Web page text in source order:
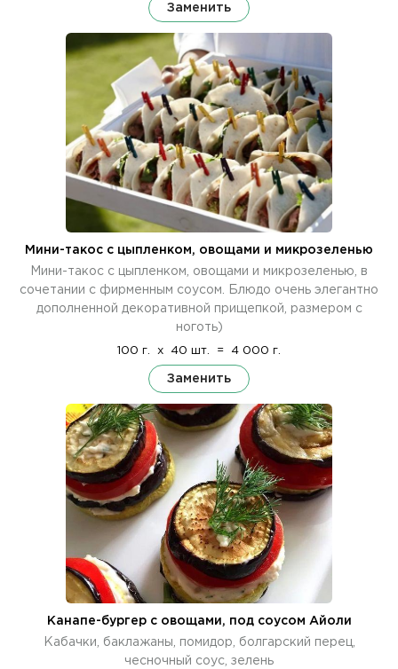
Заменить
Мини-такос с цыпленком, овощами и микрозеленью
Мини-такос с цыпленком, овощами и микрозеленью, в
сочетании с фирменным соусом. Блюдо очень элегантно
дополненной декоративной прищепкой, размером с
ноготь)
100 г. x 40 шт. = 4 000 г.
Заменить
Канапе-бургер с овощами, под соусом Айоли
Кабачки, баклажаны, помидор, болгарский перец,
чесночный соус, зелень